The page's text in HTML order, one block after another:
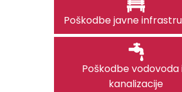
Poškodbe javne
Poškodbe vodovoda
kanalizacije